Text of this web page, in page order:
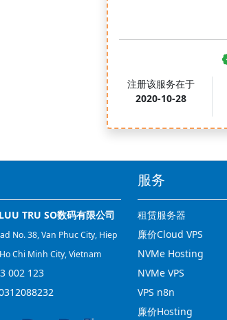
注册该服务在于
2020-10-28
TRU SO数码有限公司
No. 38, Van Phuc City, Hiep
Chi Minh City, Vietnam
002 123
服务
租赁服务器
廉价Cloud VPS
NVMe Hosting
NVMe VPS
VPS n8n
廉价Hosting